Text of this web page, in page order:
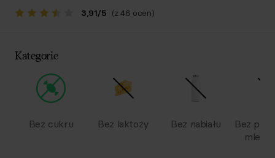
3,91/5 (z 46 ocen)
Kategorie
Bez cukru Bez laktozy Bez nabiału
Bez